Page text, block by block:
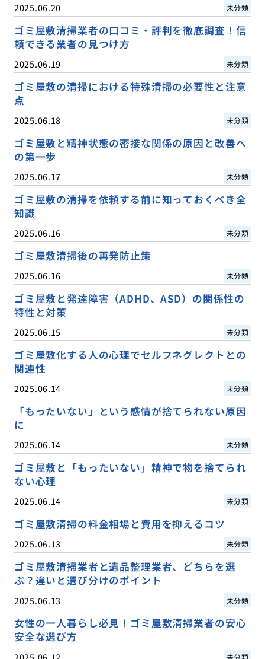
2025.06.20 未分類
ゴミ屋敷清掃業者の口コミ・評判を徹底調査！信
頼できる業者の見つけ方
2025.06.19 未分類
ゴミ屋敷の清掃における特殊清掃の必要性と注意
点
2025.06.18 未分類
ゴミ屋敷と精神状態の密接な関係の原因と改善へ
の第一歩
2025.06.17 未分類
ゴミ屋敷の清掃を依頼する前に知っておくべき全
知識
2025.06.16 未分類
ゴミ屋敷清掃後の再発防止策
2025.06.16 未分類
ゴミ屋敷と発達障害（ADHD、ASD）の関係性の
特性と対策
2025.06.15 未分類
ゴミ屋敷化する人の心理でセルフネグレクトとの
関連性
2025.06.14 未分類
「もったいない」という感情が捨てられない原因
に
2025.06.14 未分類
ゴミ屋敷と「もったいない」精神で物を捨てられ
ない心理
2025.06.14 未分類
ゴミ屋敷清掃の料金相場と費用を抑えるコツ
2025.06.13 未分類
ゴミ屋敷清掃業者と遺品整理業者、どちらを選
ぶ？違いと選び分けのポイント
2025.06.13 未分類
女性の一人暮らし必見！ゴミ屋敷清掃業者の安心
安全な選び方
未分類